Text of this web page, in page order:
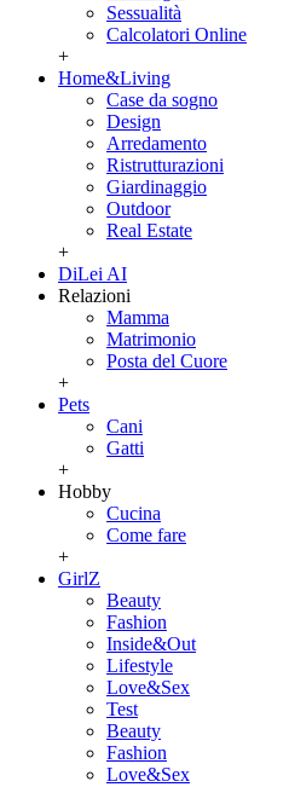
Sessualità
Calcolatori Online
+
Home&Living
Case da sogno
Design
Arredamento
Ristrutturazioni
Giardinaggio
Outdoor
Real Estate
+
DiLei AI
Relazioni
Mamma
Matrimonio
Posta del Cuore
+
Pets
Cani
Gatti
+
Hobby
Cucina
Come fare
+
GirlZ
Beauty
Fashion
Inside&Out
Lifestyle
Love&Sex
Test
Beauty
Fashion
Love&Sex